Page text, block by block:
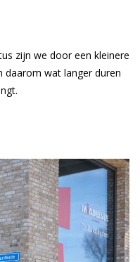
zijn we door een kleinere
daarom wat langer duren